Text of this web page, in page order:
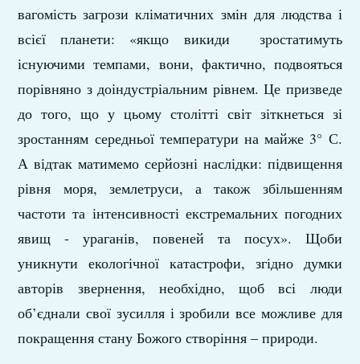
вагомість загрози кліматичних змін для людства і
всієї планети: «якщо викиди зростатимуть
існуючими темпами, вони, фактично, подвояться
порівняно з доіндустріальним рівнем. Це призведе
до того, що у цьому столітті світ зіткнеться зі
зростанням середньої температури на майже 3° С.
А відтак матимемо серйозні наслідки: підвищення
рівня моря, землетруси, а також збільшенням
частоти та інтенсивності екстремальних погодних
явищ - ураганів, повеней та посух». Щоби
уникнути екологічної катастрофи, згідно думки
авторів звернення, необхідно, щоб всі люди
об’єднали свої зусилля і зробили все можливе для
покращення стану Божого створіння – природи.